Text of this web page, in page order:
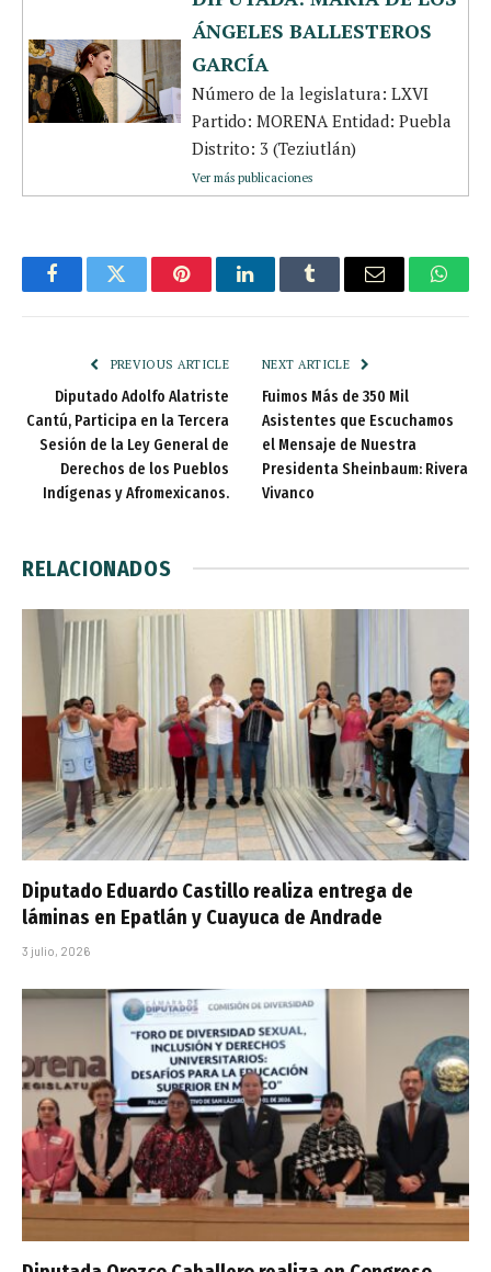
ÁNGELES BALLESTEROS
GARCÍA
Número de la legislatura: LXVI
Partido: MORENA Entidad: Puebla
Distrito: 3 (Teziutlán)
Ver más publicaciones
FacebookTwitter PinterestLinkedInTumblr Email
PREVIOUS ARTICLE
Diputado Adolfo Alatriste
Cantú, Participa en la Tercera
Sesión de la Ley General de
Derechos de los Pueblos
Indígenas y Afromexicanos.
NEXT ARTICLE
Fuimos Más de 350 Mil
Asistentes que Escuchamos
el Mensaje de Nuestra
Presidenta Sheinbaum: Rivera
Vivanco
RELACIONADOS
Diputado Eduardo Castillo realiza entrega de
láminas en Epatlán y Cuayuca de Andrade
3 julio, 2026